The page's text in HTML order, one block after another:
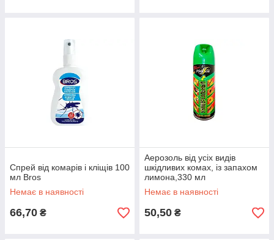
Спрей від комарів і кліщів 100
мл Bros
Немає в наявності
66,70 ₴
Аерозоль від усіх видів
шкідливих комах, із запахом
лимона,330 мл
Немає в наявності
50,50 ₴